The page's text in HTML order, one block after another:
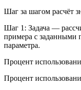
Шаг за шагом расчёт
Шаг 1: Задача —
примера с заданными
параметра.
Процент
Процент